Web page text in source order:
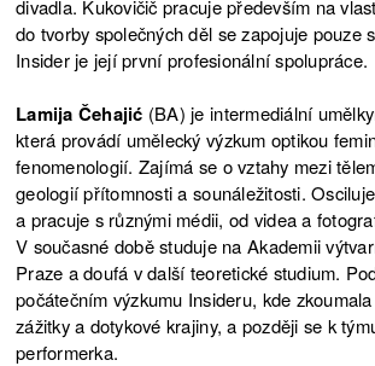
divadla. Kukovičič pracuje především na
do tvorby společných děl se zapojuje pouze
Insider je její první profesionální spolupráce.
Lamija Čehajić (BA) je intermediální
která provádí umělecký výzkum optikou
fenomenologií. Zajímá se o vztahy mezi
geologií přítomnosti a sounáležitosti.
a pracuje s různými médii, od videa a
V současné době studuje na Akademii
Praze a doufá v další teoretické studium.
počátečním výzkumu Insideru, kde
zážitky a dotykové krajiny, a později se k
performerka.